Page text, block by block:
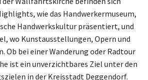
wie das Handwerkermuseum,
Handwerkskultur präsentiert, und
wo Kunstausstellungen, Opern und
Ob bei einer Wanderung oder Radtour
ist ein unverzichtbares Ziel unter den
in der Kreisstadt Deggendorf.